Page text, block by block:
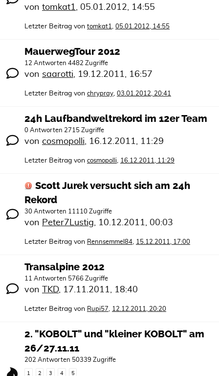
von tomkat1 05.01.2012, 14:55
Letzter Beitrag von tomkat1 05.01.2012, 14:55
MauerwegTour 2012
12 Antworten 4482 Zugriffe
von saarotti 19.12.2011, 16:57
Letzter Beitrag von chrypray 03.01.2012, 20:41
24h Laufbandweltrekord im 12er Team
0 Antworten 2715 Zugriffe
von cosmopolli 16.12.2011, 11:29
Letzter Beitrag von cosmopolli 16.12.2011, 11:29
Scott Jurek versucht sich am 24h
Rekord
30 Antworten 11110 Zugriffe
von Peter7Lustig 10.12.2011, 00:03
Letzter Beitrag von Rennsemmel84 15.12.2011, 17:00
Transalpine 2012
11 Antworten 5766 Zugriffe
von TKD, 17.11.2011, 18:40
Letzter Beitrag von Rupi57 12.12.2011, 20:20
2. "KOBOLT" und "kleiner KOBOLT" am
26/27.11.11
202 Antworten 50339 Zugriffe
1 2 3 4 5